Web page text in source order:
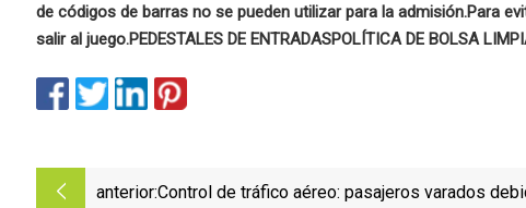
de códigos de barras no se pueden utilizar para la admisión.Para
salir al juego.PEDESTALES DE ENTRADASPOLÍTICA DE BOLSA
anterior:Control de tráfico aéreo: pasajeros varados